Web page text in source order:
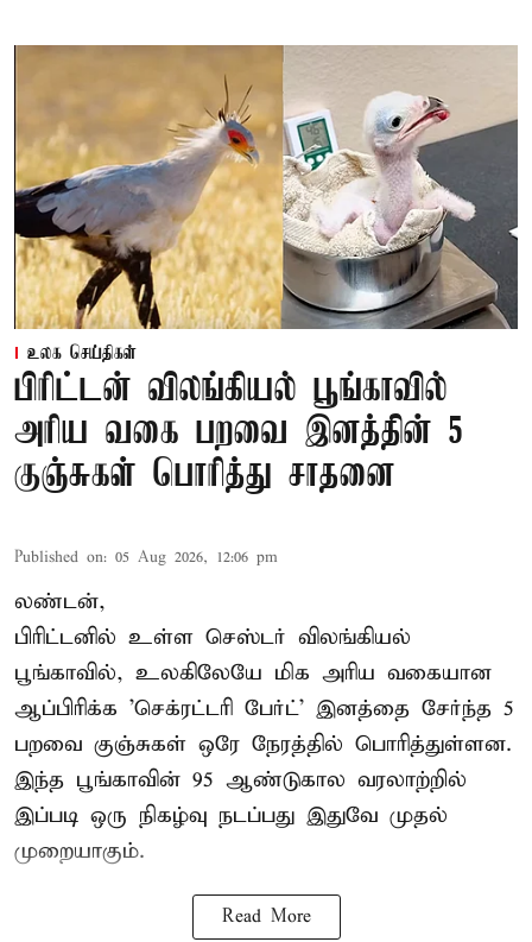
உலக செய்திகள்
பிரிட்டன் விலங்கியல் பூங்காவில்
அரிய வகை பறவை இனத்தின் 5
குஞ்சுகள் பொரித்து சாதனை
Published on: 05 Aug 2026, 12:06 pm
லண்டன்,
பிரிட்டனில் உள்ள செஸ்டர் விலங்கியல்
பூங்காவில், உலகிலேயே மிக அரிய வகையான
ஆப்பிரிக்க 'செக்ரட்டரி பேர்ட்' இனத்தை சேர்ந்த 5
பறவை குஞ்சுகள் ஒரே நேரத்தில் பொரித்துள்ளன.
இந்த பூங்காவின் 95 ஆண்டுகால வரலாற்றில்
இப்படி ஒரு நிகழ்வு நடப்பது இதுவே முதல்
முறையாகும்.
Read More